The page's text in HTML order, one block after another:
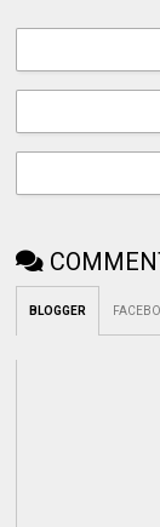
BLOGGER